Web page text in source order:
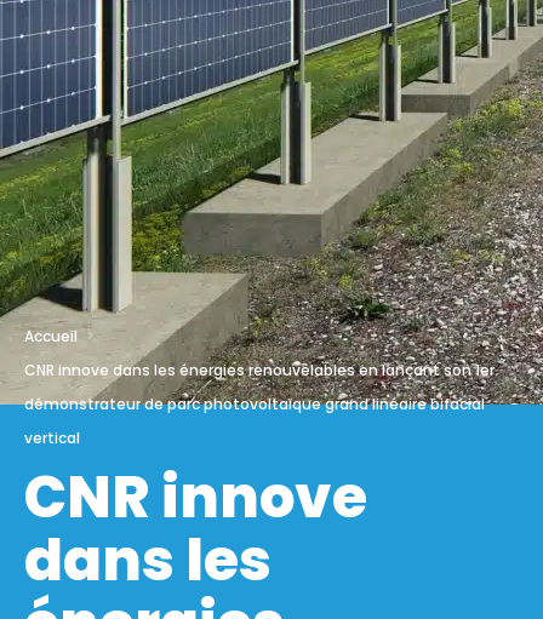
Accueil
CNR innove dans les énergies renouvelables en lançant son 1er
démonstrateur de parc photovoltaïque grand linéaire bifacial
vertical
CNR innove
dans les